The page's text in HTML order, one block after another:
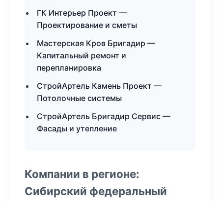
ГК Интерьер Проект —
Проектирование и сметы
Мастерская Кров Бригадир —
Капитальный ремонт и
перепланировка
СтройАртель Камень Проект —
Потолочные системы
СтройАртель Бригадир Сервис —
Фасады и утепление
Компании в регионе:
Сибирский федеральный